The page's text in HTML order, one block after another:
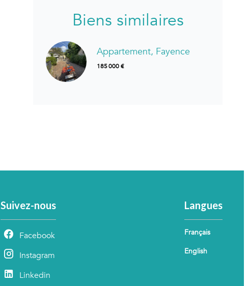
Biens similaires
Appartement, Fayence
185 000 €
Suivez-nous
Facebook
Instagram
Linkedin
Langues
Français
English